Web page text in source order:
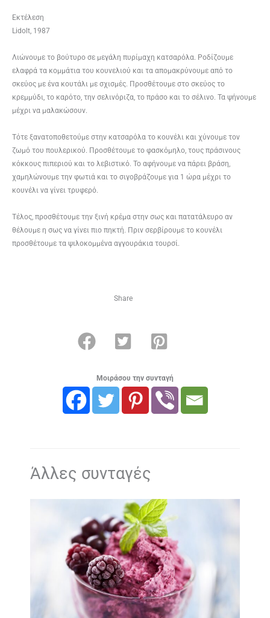
Εκτέλεση
Lidolt, 1987
Λιώνουμε το βούτυρο σε μεγάλη πυρίμαχη κατσαρόλα. Ροδίζουμε
ελαφρά τα κομμάτια του κουνελιού και τα απομακρύνουμε από το
σκεύος με ένα κουτάλι με σχισμές. Προσθέτουμε στο σκεύος το
κρεμμύδι, το καρότο, την σελινόριζα, το πράσο και το σέλινο. Τα ψήνουμε
μέχρι να μαλακώσουν.
Τότε ξανατοποθετούμε στην κατσαρόλα το κουνέλι και χύνουμε τον
ζωμό του πουλερικού. Προσθέτουμε το φασκόμηλο, τους πράσινους
κόκκους πιπεριού και το λεβιστικό. Το αφήνουμε να πάρει βράση,
χαμηλώνουμε την φωτιά και το σιγοβράζουμε για 1 ώρα μέχρι το
κουνέλι να γίνει τρυφερό.
Τέλος, προσθέτουμε την ξινή κρέμα στην σως και πατατάλευρο αν
θέλουμε η σως να γίνει πιο πηκτή. Πριν σερβίρουμε το κουνέλι
προσθέτουμε τα ψιλοκομμένα αγγουράκια τουρσί.
Share
Μοιράσου την συνταγή
Άλλες συνταγές